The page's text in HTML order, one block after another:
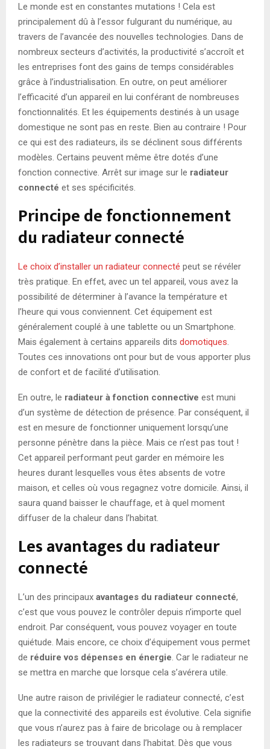
Le monde est en constantes mutations ! Cela est
principalement dû à l’essor fulgurant du numérique, au
travers de l’avancée des nouvelles technologies. Dans de
nombreux secteurs d’activités, la productivité s’accroît et
les entreprises font des gains de temps considérables
grâce à l’industrialisation. En outre, on peut améliorer
l’efficacité d’un appareil en lui conférant de nombreuses
fonctionnalités. Et les équipements destinés à un usage
domestique ne sont pas en reste. Bien au contraire ! Pour
ce qui est des radiateurs, ils se déclinent sous différents
modèles. Certains peuvent même être dotés d’une
fonction connective. Arrêt sur image sur le radiateur
connecté et ses spécificités.
Principe de fonctionnement
du radiateur connecté
Le choix d’installer un radiateur connecté peut se révéler
très pratique. En effet, avec un tel appareil, vous avez la
possibilité de déterminer à l’avance la température et
l’heure qui vous conviennent. Cet équipement est
généralement couplé à une tablette ou un Smartphone.
Mais également à certains appareils dits domotiques.
Toutes ces innovations ont pour but de vous apporter plus
de confort et de facilité d’utilisation.
En outre, le radiateur à fonction connective est muni
d’un système de détection de présence. Par conséquent, il
est en mesure de fonctionner uniquement lorsqu’une
personne pénètre dans la pièce. Mais ce n’est pas tout !
Cet appareil performant peut garder en mémoire les
heures durant lesquelles vous êtes absents de votre
maison, et celles où vous regagnez votre domicile. Ainsi, il
saura quand baisser le chauffage, et à quel moment
diffuser de la chaleur dans l’habitat.
Les avantages du radiateur
connecté
L’un des principaux avantages du radiateur connecté,
c’est que vous pouvez le contrôler depuis n’importe quel
endroit. Par conséquent, vous pouvez voyager en toute
quiétude. Mais encore, ce choix d’équipement vous permet
de réduire vos dépenses en énergie. Car le radiateur ne
se mettra en marche que lorsque cela s’avérera utile.
Une autre raison de privilégier le radiateur connecté, c’est
que la connectivité des appareils est évolutive. Cela signifie
que vous n’aurez pas à faire de bricolage ou à remplacer
les radiateurs se trouvant dans l’habitat. Dès que vous